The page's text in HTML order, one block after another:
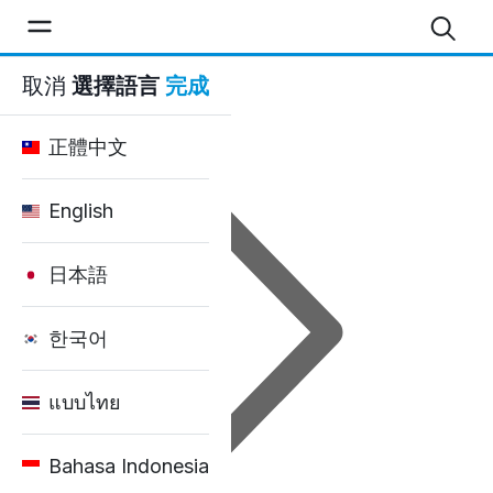
取消 選擇語言 完成
正體中文
English
日本語
한국어
แบบไทย
Bahasa Indonesia
首頁